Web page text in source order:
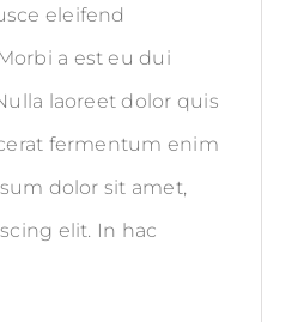
eleifend
a est eu dui
laoreet dolor quis
fermentum enim
dolor sit amet,
elit. In hac